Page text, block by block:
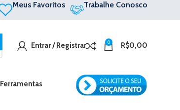
Meus Favoritos Trabalhe Conosco
Entrar / Registrar 0 R$0,00
Ferramentas